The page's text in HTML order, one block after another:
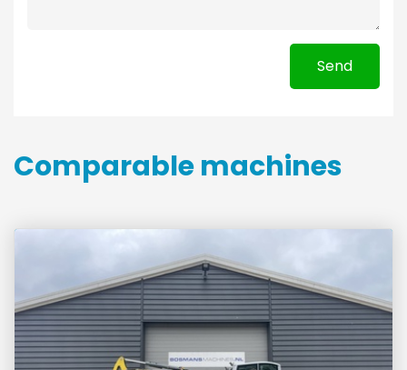
Send
Comparable machines